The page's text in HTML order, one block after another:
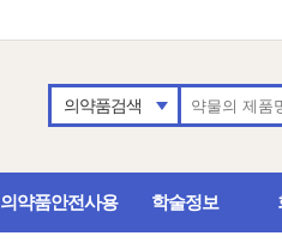
의약품검색
의약품안전사용 학술정보